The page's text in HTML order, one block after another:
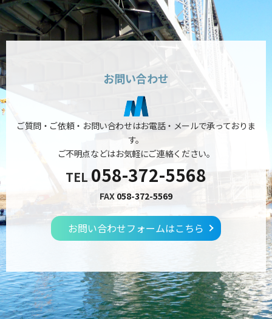
お問い合わせ
ご質問・ご依頼・お問い合わせはお電話・メールで承っておりま
す。
ご不明点などはお気軽にご連絡ください。
TEL 058-372-5568
FAX 058-372-5569
お問い合わせフォームはこちら